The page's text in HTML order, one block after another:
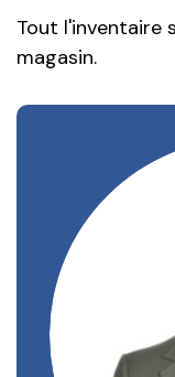
Tout l'inventaire
magasin.